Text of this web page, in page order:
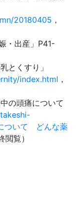
20180405 ，
・出産」P41-
とくすり」
index.html ，
中の頭痛について
ついて どんな薬
閲覧）